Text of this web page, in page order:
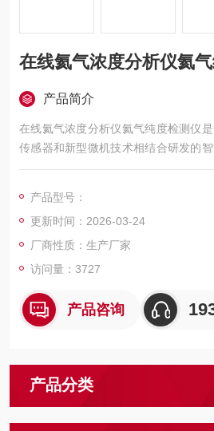
在线氦气浓度分析仪氦
产品简介
在线氦气浓度分析仪氦气纯度检测仪
传感器和新型微机技术相结合研发的
器适用于各种非防爆场合下使用，可
产品型号：
更新时间：2026-03-24
厂商性质：生产厂家
访问量：3727
产品咨询
产品分类